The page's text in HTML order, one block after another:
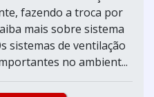
fazendo a troca por
mais sobre sistema
sistemas de ventilação
no ambient...